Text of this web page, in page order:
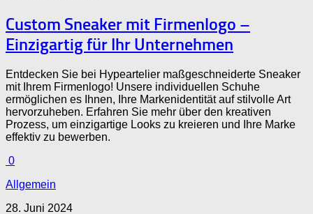
Custom Sneaker mit Firmenlogo –
Einzigartig für Ihr Unternehmen
Entdecken Sie bei Hypeartelier maßgeschneiderte Sneaker
mit Ihrem Firmenlogo! Unsere individuellen Schuhe
ermöglichen es Ihnen, Ihre Markenidentität auf stilvolle Art
hervorzuheben. Erfahren Sie mehr über den kreativen
Prozess, um einzigartige Looks zu kreieren und Ihre Marke
effektiv zu bewerben.
0
Allgemein
28. Juni 2024